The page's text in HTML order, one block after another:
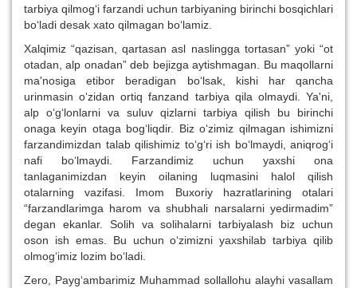
tarbiya qilmog‘i farzandi uchun tarbiyaning birinchi bosqichlari
bo‘ladi desak xato qilmagan bo‘lamiz.
Xalqimiz “qazisan, qartasan asl naslingga tortasan” yoki “ot
otadan, alp onadan” deb bejizga aytishmagan. Bu maqollarni
ma'nosiga etibor beradigan bo‘lsak, kishi har qancha
urinmasin o‘zidan ortiq fanzand tarbiya qila olmaydi. Ya'ni,
alp o‘g‘lonlarni va suluv qizlarni tarbiya qilish bu birinchi
onaga keyin otaga bog‘liqdir. Biz o‘zimiz qilmagan ishimizni
farzandimizdan talab qilishimiz to‘g‘ri ish bo‘lmaydi, aniqrog‘i
nafi bo‘lmaydi. Farzandimiz uchun yaxshi ona
tanlaganimizdan keyin oilaning luqmasini halol qilish
otalarning vazifasi. Imom Buxoriy hazratlarining otalari
“farzandlarimga harom va shubhali narsalarni yedirmadim”
degan ekanlar. Solih va solihalarni tarbiyalash biz uchun
oson ish emas. Bu uchun o‘zimizni yaxshilab tarbiya qilib
olmog‘imiz lozim bo‘ladi.
Zero, Payg‘ambarimiz Muhammad sollallohu alayhi vasallam